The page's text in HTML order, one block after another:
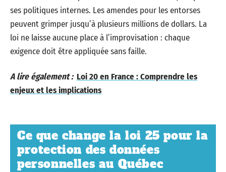
ses politiques internes. Les amendes pour les entorses
peuvent grimper jusqu’à plusieurs millions de dollars. La
loi ne laisse aucune place à l’improvisation : chaque
exigence doit être appliquée sans faille.
A lire également : Loi 20 en France : Comprendre les
enjeux et les implications
Ce que change la loi 25 pour la
protection des données
personnelles au Québec